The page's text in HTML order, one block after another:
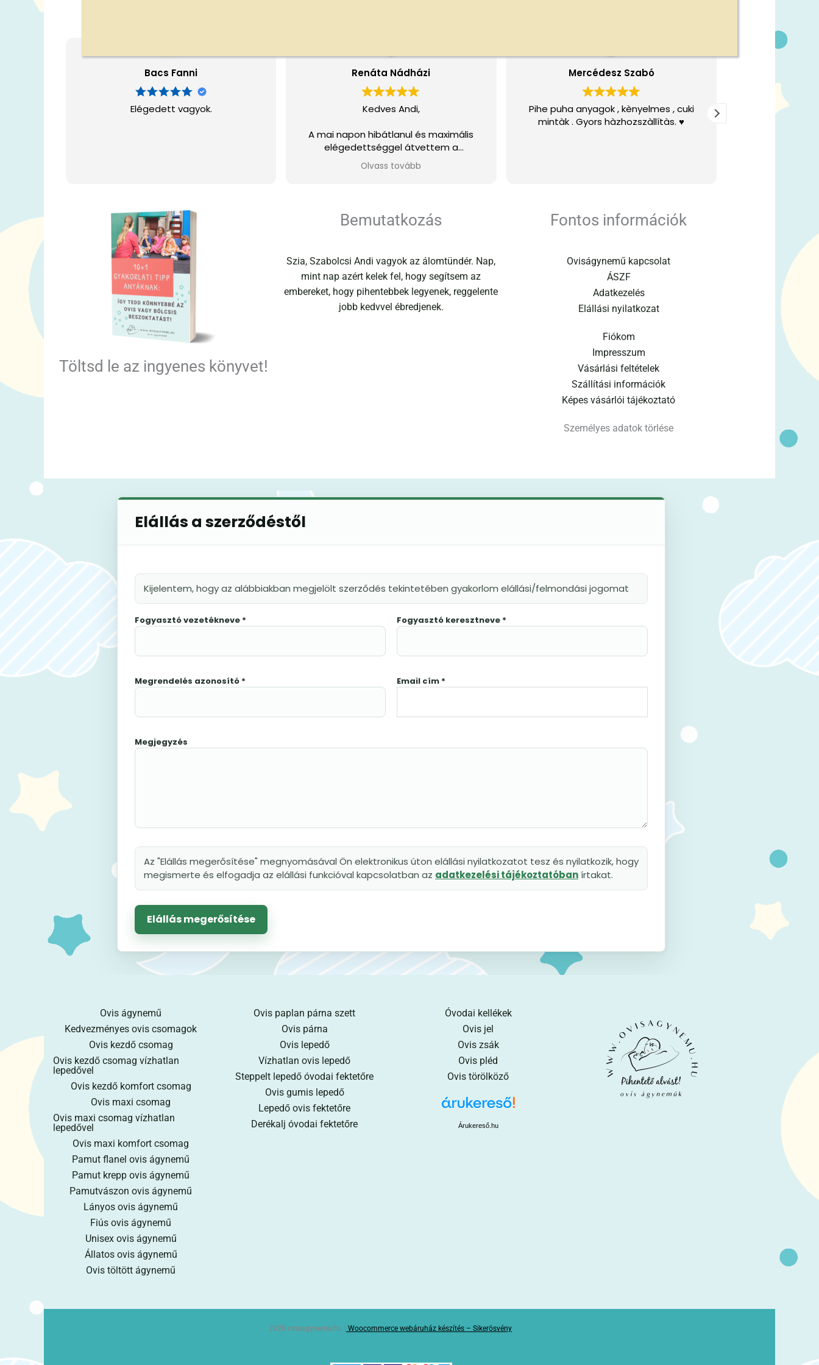
Bacs Fanni
Elégedett vagyok.
Renáta Nádházi
Kedves Andi,
A mai napon hibátlanul és maximális
elégedettséggel átvettem a
rendelésem!
Olvass tovább
Mercédesz Szabó
Pihe puha anyagok , kènyelmes , cuki
mintàk . Gyors hàzhozszàllítàs. ♥️
Gyors
Töltsd le az ingyenes könyvet!
Bemutatkozás
Szia, Szabolcsi Andi vagyok az álomtündér. Nap,
mint nap azért kelek fel, hogy segítsem az
embereket, hogy pihentebbek legyenek, reggelente
jobb kedvvel ébredjenek.
Fontos információk
Oviságynemű kapcsolat
ÁSZF
Adatkezelés
Elállási nyilatkozat
Fiókom
Impresszum
Vásárlási feltételek
Szállítási információk
Képes vásárlói tájékoztató
Személyes adatok törlése
Elállás a szerződéstől
Kijelentem, hogy az alábbiakban megjelölt szerződés tekintetében gyakorlom elállási/felmondási jogomat
Fogyasztó vezetékneve * Fogyasztó keresztneve *
Megrendelés azonosító * Email cím *
Megjegyzés
Az "Elállás megerősítése" megnyomásával Ön elektronikus úton elállási nyilatkozatot tesz és nyilatkozik, hogy
megismerte és elfogadja az elállási funkcióval kapcsolatban az adatkezelési tájékoztatóbanírtakat.
Elállás megerősítése
Ovis ágynemű
Kedvezményes ovis csomagok
Ovis kezdő csomag
Ovis kezdő csomag vízhatlan
lepedővel
Ovis kezdő komfort csomag
Ovis maxi csomag
Ovis maxi csomag vízhatlan
lepedővel
Ovis maxi komfort csomag
Pamut flanel ovis ágynemű
Pamut krepp ovis ágynemű
Pamutvászon ovis ágynemű
Lányos ovis ágynemű
Fiús ovis ágynemű
Unisex ovis ágynemű
Állatos ovis ágynemű
Ovis töltött ágynemű
Ovis paplan párna szett
Ovis párna
Ovis lepedő
Vízhatlan ovis lepedő
Steppelt lepedő óvodai fektetőre
Ovis gumis lepedő
Lepedő ovis fektetőre
Derékalj óvodai fektetőre
Óvodai kellékek
Ovis jel
Ovis zsák
Ovis pléd
Ovis törölköző
Árukereső.hu
2020 ovisagynemu.hu | Woocommerce webáruház készítés – Sikerösvény